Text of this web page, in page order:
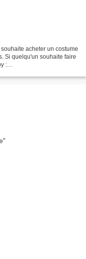
acheter un costume
Si quelqu'un souhaite faire
: